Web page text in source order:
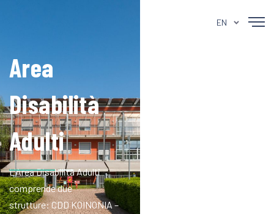
EN
Area
Disabilità
Adulti
L'Area Disabilità Adulti
comprende due
strutture: CDD KOINONIA –